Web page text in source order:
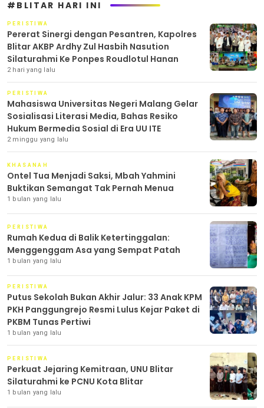
#BLITAR HARI INI
PERISTIWA
Pererat Sinergi dengan Pesantren, Kapolres
Blitar AKBP Ardhy Zul Hasbih Nasution
Silaturahmi Ke Ponpes Roudlotul Hanan
2 hari yang lalu
PERISTIWA
Mahasiswa Universitas Negeri Malang Gelar
Sosialisasi Literasi Media, Bahas Resiko
Hukum Bermedia Sosial di Era UU ITE
2 minggu yang lalu
KHASANAH
Ontel Tua Menjadi Saksi, Mbah Yahmini
Buktikan Semangat Tak Pernah Menua
1 bulan yang lalu
PERISTIWA
Rumah Kedua di Balik Ketertinggalan:
Menggenggam Asa yang Sempat Patah
1 bulan yang lalu
PERISTIWA
Putus Sekolah Bukan Akhir Jalur: 33 Anak KPM
PKH Panggungrejo Resmi Lulus Kejar Paket di
PKBM Tunas Pertiwi
1 bulan yang lalu
PERISTIWA
Perkuat Jejaring Kemitraan, UNU Blitar
Silaturahmi ke PCNU Kota Blitar
1 bulan yang lalu